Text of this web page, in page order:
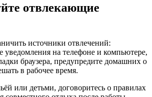
отвлекающие
источники отвлечений:
на телефоне и компьютере,
браузера, предупредите домашних о
в рабочее время.
или детьми, договоритесь о правилах